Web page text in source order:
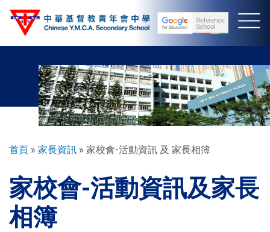
導
連
結
首頁 家長資訊 家校會-活動資訊 及 家長相簿
家校會-活動資訊及家長
相簿